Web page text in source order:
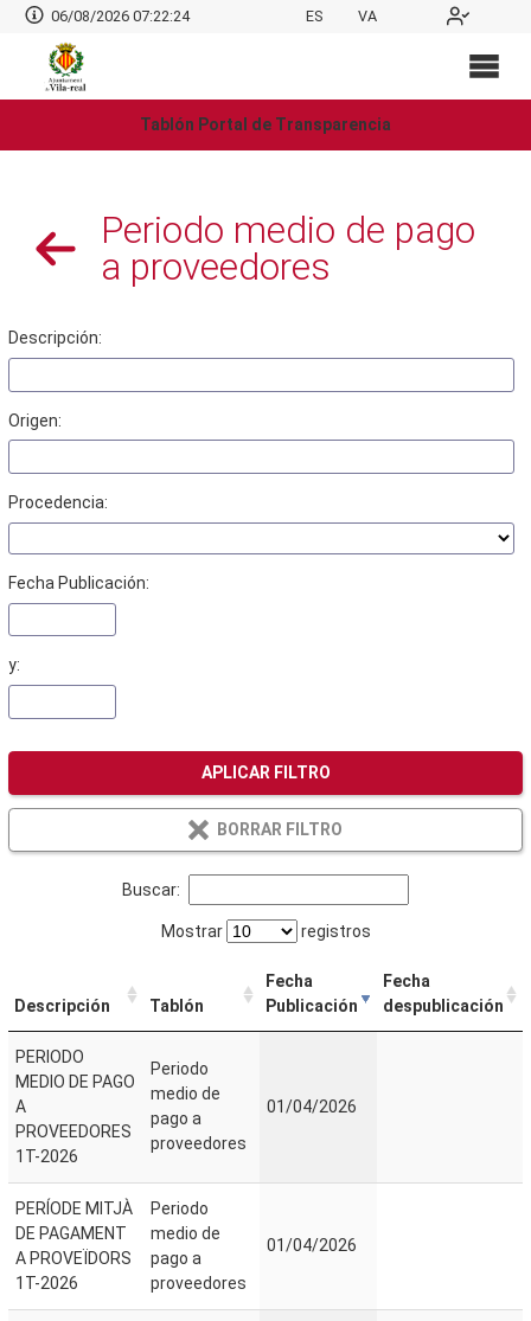
06/08/2026 07:22:25 ES VA
Tablón Portal de Transparencia
Periodo medio de pago
a proveedores
Descripción:
Origen:
Procedencia:
Fecha Publicación:
y:
APLICAR FILTRO
BORRAR FILTRO
Buscar:
Mostrar registros
Descripción Tablón
Fecha
Publicación
Fecha
despublicación
PERIODO
MEDIO DE PAGO
A
PROVEEDORES
1T-2026
Periodo
medio de
pago a
proveedores
01/04/2026
PERÍODE MITJÀ
DE PAGAMENT
A PROVEÏDORS
1T-2026
Periodo
medio de
pago a
proveedores
01/04/2026